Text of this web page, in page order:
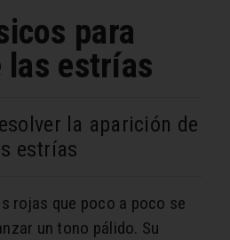
para
estrías
la aparición de
estrías
rojas que poco a poco se
un tono pálido. Su